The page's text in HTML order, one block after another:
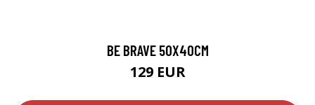
BE BRAVE 50X40CM
129 EUR